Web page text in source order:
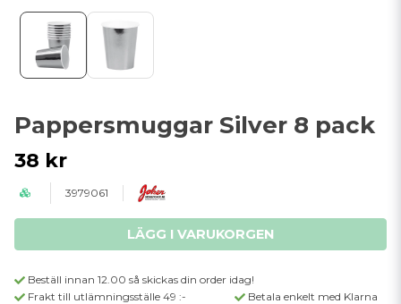
Pappersmuggar Silver 8 pack
38 kr
3979061
LÄGG I VARUKORGEN
Beställ innan 12.00 så skickas din order idag!
Frakt till utlämningsställe 49 :-
Betala enkelt med Klarna